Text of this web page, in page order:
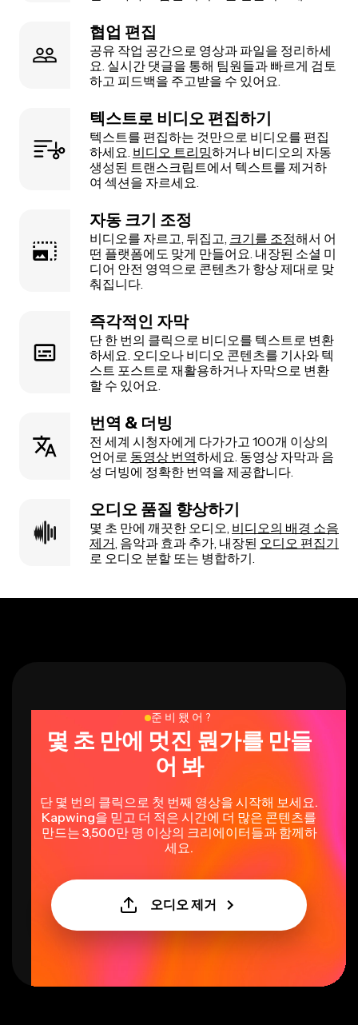
협업 편집
공유 작업 공간으로 영상과 파일을 정리하세
요. 실시간 댓글을 통해 팀원들과 빠르게 검토
하고 피드백을 주고받을 수 있어요.
텍스트로 비디오 편집하기
텍스트를 편집하는 것만으로 비디오를 편집
하세요. 비디오 트리밍하거나 비디오의 자동
생성된 트랜스크립트에서 텍스트를 제거하
여 섹션을 자르세요.
자동 크기 조정
비디오를 자르고, 뒤집고, 크기를 조정해서 어
떤 플랫폼에도 맞게 만들어요. 내장된 소셜 미
디어 안전 영역으로 콘텐츠가 항상 제대로 맞
춰집니다.
즉각적인 자막
단 한 번의 클릭으로 비디오를 텍스트로 변환
하세요. 오디오나 비디오 콘텐츠를 기사와 텍
스트 포스트로 재활용하거나 자막으로 변환
할 수 있어요.
번역 & 더빙
전 세계 시청자에게 다가가고 100개 이상의
언어로 동영상 번역하세요. 동영상 자막과 음
성 더빙에 정확한 번역을 제공합니다.
오디오 품질 향상하기
몇 초 만에 깨끗한 오디오, 비디오의 배경 소음
제거, 음악과 효과 추가, 내장된 오디오 편집기
로 오디오 분할 또는 병합하기.
준비됐어?
몇 초 만에 멋진 뭔가를 만들
어 봐
단 몇 번의 클릭으로 첫 번째 영상을 시작해 보세요.
Kapwing을 믿고 더 적은 시간에 더 많은 콘텐츠를
만드는 3,500만 명 이상의 크리에이터들과 함께하
세요.
오디오 제거